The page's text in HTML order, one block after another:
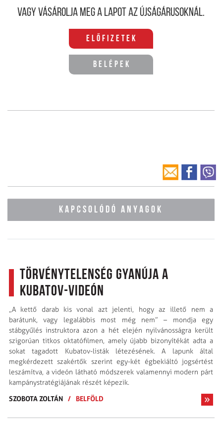
Vagy vásárolja meg a lapot az újságárusoknál.
Előfizetek
Belépek
KAPCSOLÓDÓ ANYAGOK
Törvénytelenség gyanúja a
Kubatov-videón
„A kettő darab kis vonal azt jelenti, hogy az illető nem a
barátunk, vagy legalábbis most még nem” – mondja egy
stábgyűlés instruktora azon a hét elején nyilvánosságra került
szigorúan titkos oktatófilmen, amely újabb bizonyítékát adta a
sokat tagadott Kubatov-listák létezésének. A lapunk által
megkérdezett szakértők szerint egy-két égbekiáltó jogsértést
leszámítva, a videón látható módszerek valamennyi modern párt
kampánystratégiájának részét képezik.
SZOBOTA ZOLTÁN / BELFÖLD